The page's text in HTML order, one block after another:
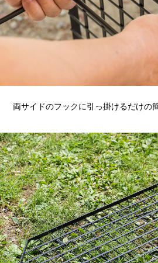
両サイドのフックに引っ掛けるだけの